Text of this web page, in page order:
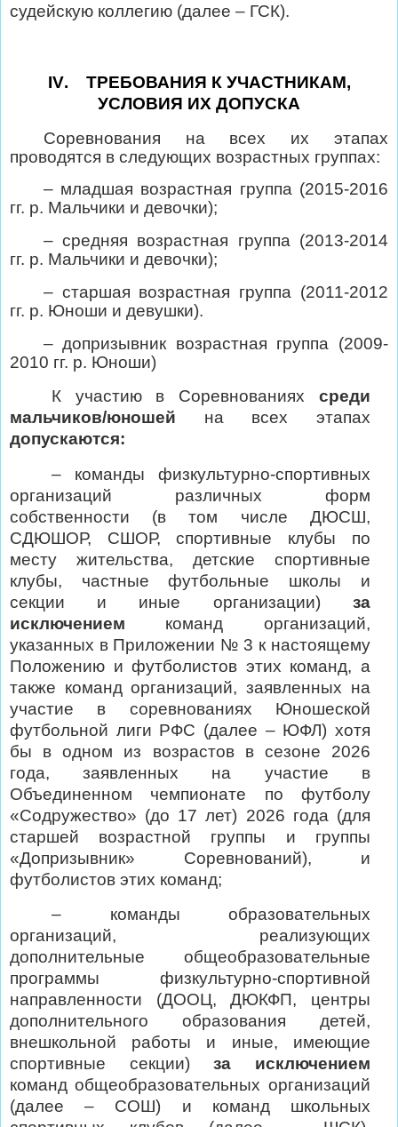
судейскую коллегию (далее – ГСК).
IV.
ТРЕБОВАНИЯ К УЧАСТНИКАМ,
УСЛОВИЯ ИХ ДОПУСКА
Соревнования на всех их этапах
проводятся в следующих возрастных группах:
– младшая возрастная группа (2015-2016
гг. р. Мальчики и девочки);
– средняя возрастная группа (2013-2014
гг. р. Мальчики и девочки);
– старшая возрастная группа (2011-2012
гг. р. Юноши и девушки).
– допризывник возрастная группа (2009-
2010 гг. р. Юноши)
К
участию в Соревнованиях
среди
мальчиков/юношей
на всех
этапах
допускаются:
– команды физкультурно-спортивных
организаций различных форм
собственности (в том числе ДЮСШ,
СДЮШОР, СШОР, спортивные клубы по
месту жительства, детские спортивные
клубы, частные футбольные школы и
секции и иные организации) за
исключением команд организаций,
указанных в Приложении № 3 к настоящему
Положению и футболистов этих команд, а
также команд организаций, заявленных на
участие в соревнованиях Юношеской
футбольной лиги РФС (далее – ЮФЛ) хотя
бы в одном из возрастов в сезоне 2026
года, заявленных на участие в
Объединенном чемпионате по футболу
«Содружество» (до 17 лет) 2026 года (для
старшей возрастной группы и группы
«Допризывник» Соревнований), и
футболистов этих команд;
– команды образовательных
организаций, реализующих
дополнительные общеобразовательные
программы физкультурно-спортивной
направленности (ДООЦ, ДЮКФП, центры
дополнительного образования детей,
внешкольной работы и иные, имеющие
спортивные секции)за исключением
команд общеобразовательных организаций
(далее – СОШ) и команд школьных